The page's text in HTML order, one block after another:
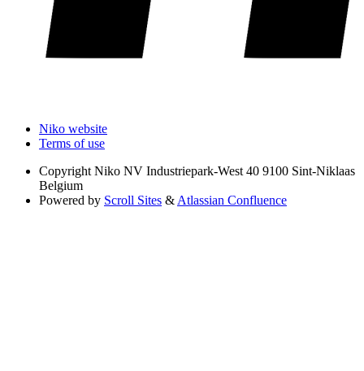
Niko website
Terms of use
Copyright Niko NV Industriepark-West 40 9100 Sint-Niklaas
Belgium
Powered by Scroll Sites & Atlassian Confluence